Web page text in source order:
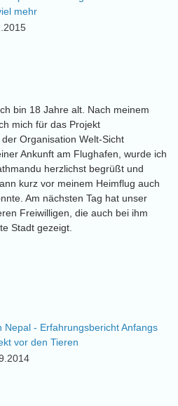
mehr
bin 18 Jahre alt. Nach meinem
mich für das Projekt
Organisation Welt-Sicht
Ankunft am Flughafen, wurde ich
herzlichst begrüßt und
kurz vor meinem Heimflug auch
Am nächsten Tag hat unser
Freiwilligen, die auch bei ihm
Stadt gezeigt.
Nepal - Erfahrungsbericht Anfangs
vor den Tieren